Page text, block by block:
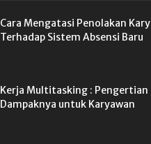
Cara Mengatasi Penolakan
Terhadap Sistem Absensi Baru
Kerja Multitasking : Pengertian
Dampaknya untuk Karyawan